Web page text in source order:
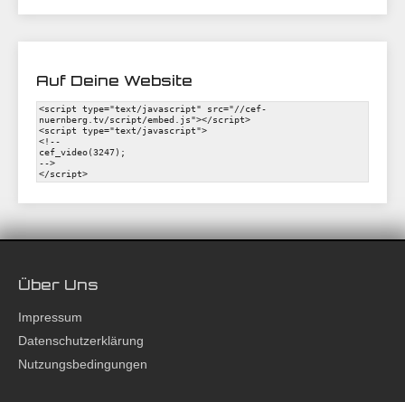
Auf Deine Website
Über Uns
Impressum
Datenschutzerklärung
Nutzungsbedingungen